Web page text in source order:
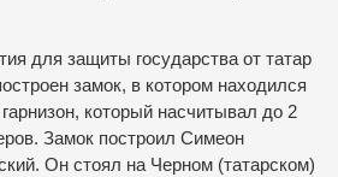
для защиты государства от татар
замок, в котором находился
который насчитывал до 2
Замок построил Симеон
Он стоял на Черном (татарском)